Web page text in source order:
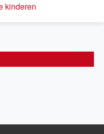
kinderen